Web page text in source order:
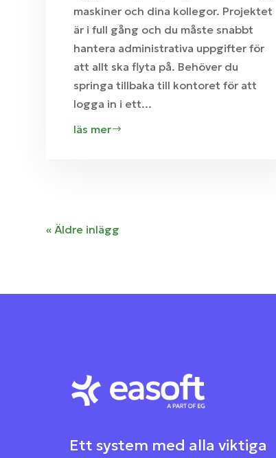
maskiner och dina kollegor. Projektet
är i full gång och du måste snabbt
hantera administrativa uppgifter för
att allt ska flyta på. Behöver du
springa tillbaka till kontoret för att
logga in i ett...
läs mer
« Äldre inlägg
Ett system med alla viktiga